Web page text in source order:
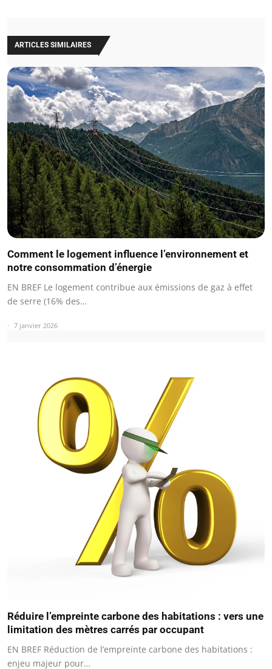
ARTICLES SIMILAIRES
Comment le logement influence l’environnement et
notre consommation d’énergie
EN BREF Le logement contribue aux émissions de gaz à effet
de serre (16% des…
7 janvier 2026
Réduire l’empreinte carbone des habitations : vers une
limitation des mètres carrés par occupant
EN BREF Réduction de l’empreinte carbone des habitations :
enjeu majeur pour…